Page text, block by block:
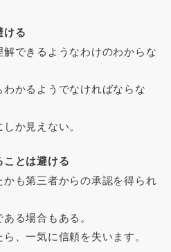
ける
できるようなわけのわからな
かるようでなければならな
か見えない。
ことは避ける
も第三者からの承認を得られ
る場合もある。
、一気に信頼を失います。